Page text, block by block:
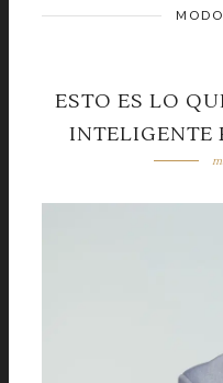
ESTO ES LO
INTELIGENTE